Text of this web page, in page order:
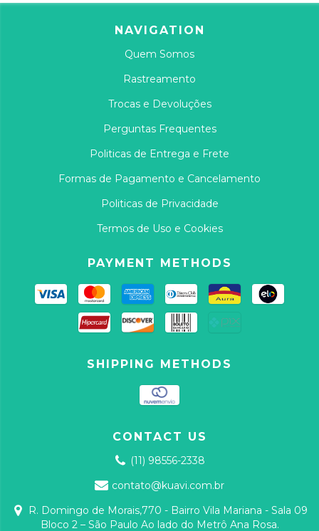
NAVIGATION
Quem Somos
Rastreamento
Trocas e Devoluções
Perguntas Frequentes
Politicas de Entrega e Frete
Formas de Pagamento e Cancelamento
Politicas de Privacidade
Termos de Uso e Cookies
PAYMENT METHODS
SHIPPING METHODS
CONTACT US
(11) 98556-2338
contato@kuavi.com.br
R. Domingo de Morais,770 - Bairro Vila Mariana - Sala 09
Bloco 2 – São Paulo Ao lado do Metrô Ana Rosa.